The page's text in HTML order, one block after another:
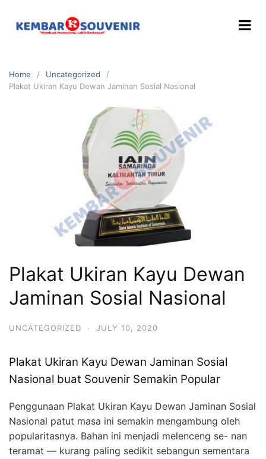
Home
Uncategorized
Plakat Ukiran Kayu Dewan Jaminan Sosial Nasional
Plakat Ukiran Kayu Dewan
Jaminan Sosial Nasional
UNCATEGORIZED · JULY 10, 2020
Plakat Ukiran Kayu Dewan Jaminan Sosial
Nasional buat Souvenir Semakin Popular
Penggunaan Plakat Ukiran Kayu Dewan Jaminan Sosial
Nasional patut masa ini semakin mengambung oleh
popularitasnya. Bahan ini menjadi melenceng se- nan
teramat — kurang paling sedikit sebangun sementara